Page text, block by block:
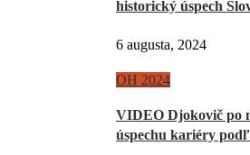
historický úspech
6 augusta, 2024
OH 2024
VIDEO Djokovič po
úspechu kariéry